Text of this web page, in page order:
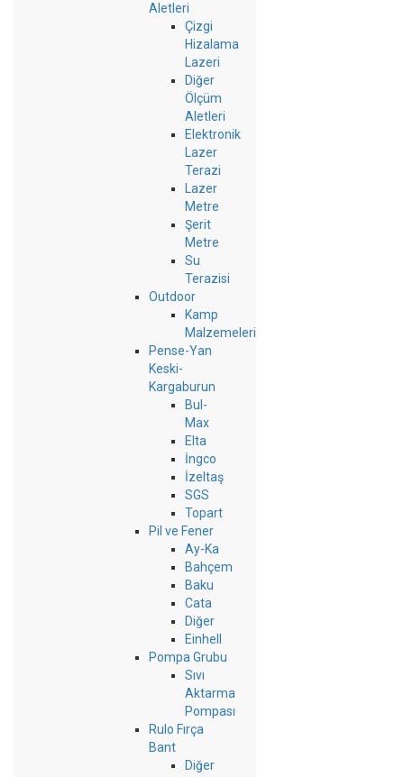
Aletleri
Çizgi
Hizalama
Lazeri
Diğer
Ölçüm
Aletleri
Elektronik
Lazer
Terazi
Lazer
Metre
Şerit
Metre
Su
Terazisi
Outdoor
Kamp
Malzemeleri
Pense-Yan
Keski-
Kargaburun
Bul-
Max
Elta
İngco
İzeltaş
SGS
Topart
Pil ve Fener
Ay-Ka
Bahçem
Baku
Cata
Diğer
Einhell
Pompa Grubu
Sıvı
Aktarma
Pompası
Rulo Fırça
Bant
Diğer